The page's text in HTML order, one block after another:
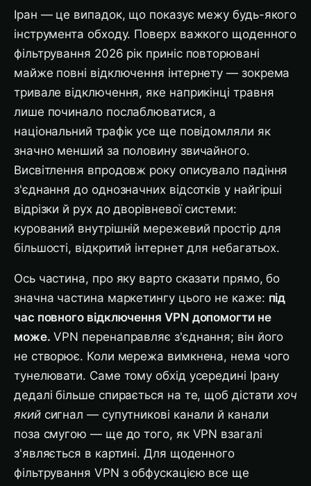
Іран — це випадок, що показує межу будь-якого
інструмента обходу. Поверх важкого щоденного
фільтрування 2026 рік приніс повторювані
майже повні відключення інтернету — зокрема
тривале відключення, яке наприкінці травня
лише починало послаблюватися, а
національний трафік усе ще повідомляли як
значно менший за половину звичайного.
Висвітлення впродовж року описувало падіння
з'єднання до однозначних відсотків у найгірші
відрізки й рух до дворівневої системи:
курований внутрішній мережевий простір для
більшості, відкритий інтернет для небагатьох.
Ось частина, про яку варто сказати прямо, бо
значна частина маркетингу цього не каже: під
час повного відключення VPN допомогти не
може. VPN перенаправляє з'єднання; він його
не створює. Коли мережа вимкнена, нема чого
тунелювати. Саме тому обхід усередині Ірану
дедалі більше спирається на те, щоб дістатихоч
якийсигнал — супутникові канали й канали
поза смугою — ще до того, як VPN взагалі
з'являється в картині. Для щоденного
фільтрування VPN з обфускацією все ще